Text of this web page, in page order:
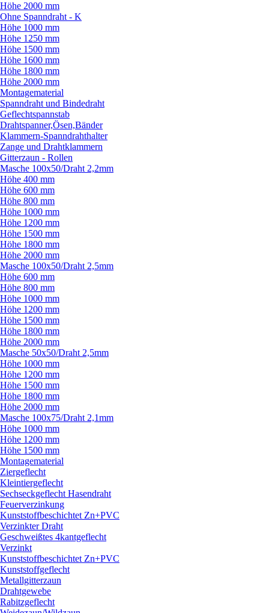
Höhe 2000 mm
Ohne Spanndraht - K
Höhe 1000 mm
Höhe 1250 mm
Höhe 1500 mm
Höhe 1600 mm
Höhe 1800 mm
Höhe 2000 mm
Montagematerial
Spanndraht und Bindedraht
Geflechtspannstab
Drahtspanner,Ösen,Bänder
Klammern-Spanndrahthalter
Zange und Drahtklammern
Gitterzaun - Rollen
Masche 100x50/Draht 2,2mm
Höhe 400 mm
Höhe 600 mm
Höhe 800 mm
Höhe 1000 mm
Höhe 1200 mm
Höhe 1500 mm
Höhe 1800 mm
Höhe 2000 mm
Masche 100x50/Draht 2,5mm
Höhe 600 mm
Höhe 800 mm
Höhe 1000 mm
Höhe 1200 mm
Höhe 1500 mm
Höhe 1800 mm
Höhe 2000 mm
Masche 50x50/Draht 2,5mm
Höhe 1000 mm
Höhe 1200 mm
Höhe 1500 mm
Höhe 1800 mm
Höhe 2000 mm
Masche 100x75/Draht 2,1mm
Höhe 1000 mm
Höhe 1200 mm
Höhe 1500 mm
Montagematerial
Ziergeflecht
Kleintiergeflecht
Sechseckgeflecht Hasendraht
Feuerverzinkung
Kunststoffbeschichtet Zn+PVC
Verzinkter Draht
Geschweißtes 4kantgeflecht
Verzinkt
Kunststoffbeschichtet Zn+PVC
Kunststoffgeflecht
Metallgitterzaun
Drahtgewebe
Rabitzgeflecht